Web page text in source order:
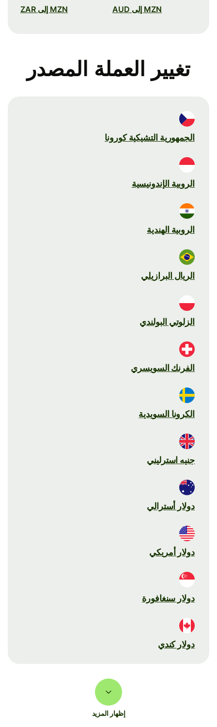
MZN إلى AUD MZN إلى ZAR
تغيير العملة المصدر
الجمهورية التشيكية كورونا
الروبية الإندونيسية
الروبية الهندية
الريال البرازيلي
الزلوتي البولندي
الفرنك السويسري
الكرونا السويدية
جنيه استرليني
دولار أسترالي
دولار أمريكي
دولار سنغافورة
دولار كندي
إظهار المزيد